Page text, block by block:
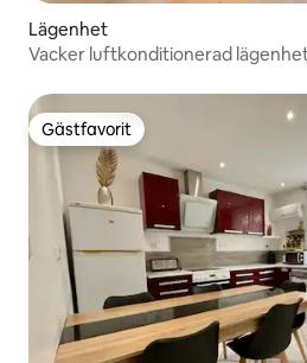
Lägenhet
Vacker luftkonditionerad
Gästfavorit
Gästfavorit